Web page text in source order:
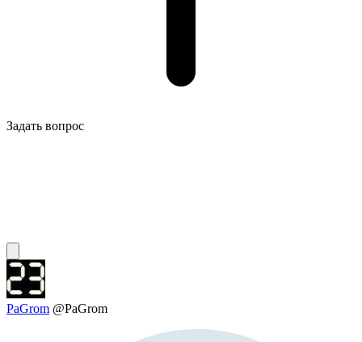
Задать вопрос
PaGrom @PaGrom